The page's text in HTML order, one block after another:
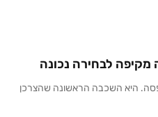
מקיפה לבחירה נכונה
היא השכבה הראשונה שהצרכן